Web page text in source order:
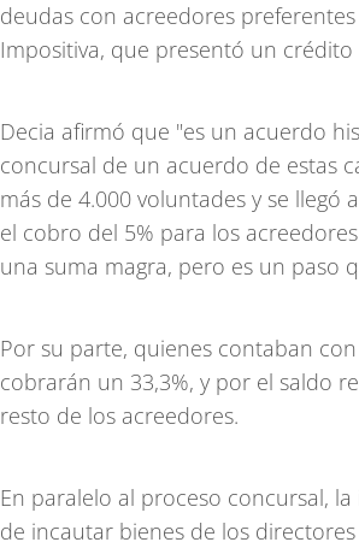
deudas con acreedores
Impositiva, que presentó un
Decia afirmó que "es un acuerdo
concursal de un acuerdo de estas
más de 4.000 voluntades y se llegó
el cobro del 5% para los
una suma magra, pero es un paso
Por su parte, quienes contaban
cobrarán un 33,3%, y por el saldo
resto de los acreedores.
En paralelo al proceso concursal,
de incautar bienes de los